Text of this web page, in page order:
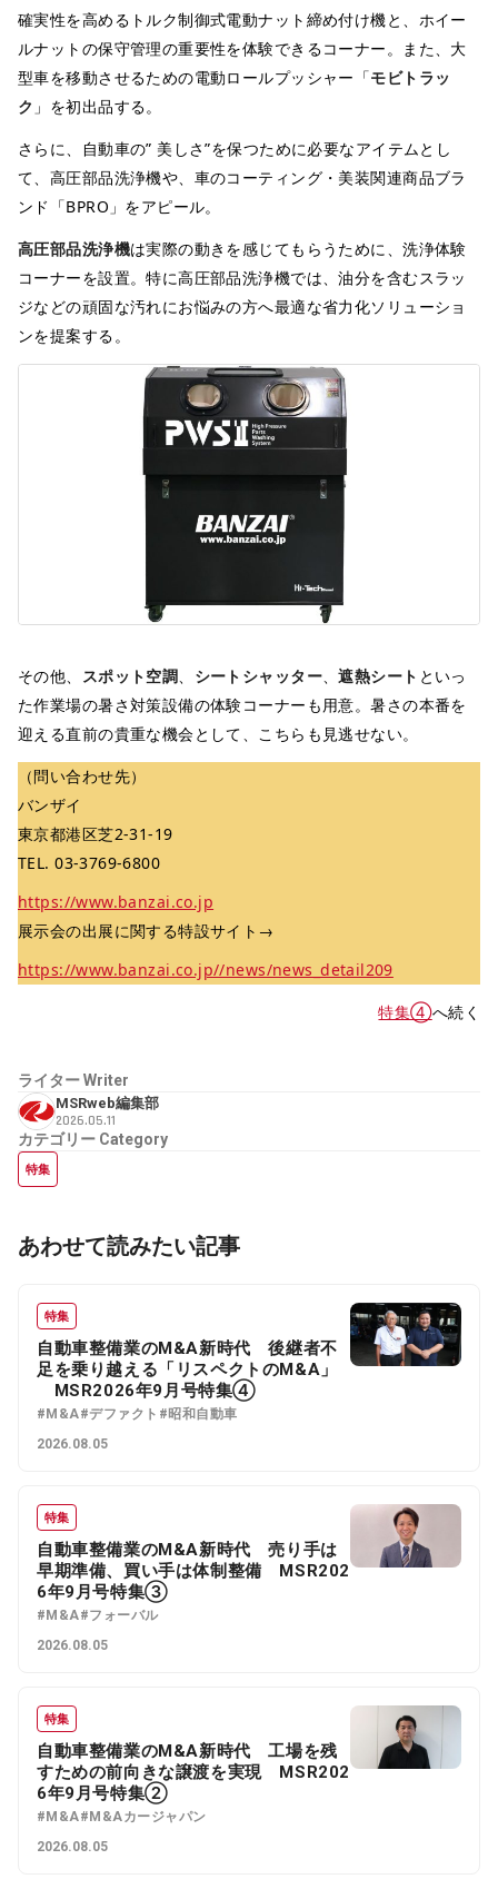
確実性を高めるトルク制御式電動ナット締め付け機と、ホイー
ルナットの保守管理の重要性を体験できるコーナー。また、大
型車を移動させるための電動ロールプッシャー「モビトラッ
ク 」を初出品する。
さらに、自動車の” 美しさ”を保つために必要なアイテムとし
て、高圧部品洗浄機や、車のコーティング・美装関連商品ブラ
ンド「BPRO」をアピール。
高圧部品洗浄機は実際の動きを感じてもらうために、洗浄体験
コーナーを設置。特に高圧部品洗浄機では、油分を含むスラッ
ジなどの頑固な汚れにお悩みの方へ最適な省力化ソリューショ
ンを提案する。
その他、 スポット空調、 シートシャッター、遮熱シート といっ
た作業場の暑さ対策設備の体験コーナーも用意。暑さの本番を
迎える直前の貴重な機会として、こちらも見逃せない。
（問い合わせ先）
バンザイ
東京都港区芝2-31-19
TEL. 03-3769-6800
https://www.banzai.co.jp
展示会の出展に関する特設サイト→
https://www.banzai.co.jp//news/news_detail209
特集④へ続く
ライターWriter
MSRweb編集部
2026.05.11
カテゴリー Category
特集
あわせて読みたい記事
特集
自動車整備業のM&A新時代 後継者不
足を乗り越える「リスペクトのM&A」
MSR2026年9月号特集④
#M&A#デファクト #昭和自動車
2026.08.05
特集
自動車整備業のM&A新時代 売り手は
早期準備、買い手は体制整備 MSR202
6年9月号特集③
#M&A#フォーバル
2026.08.05
特集
自動車整備業のM&A新時代 工場を残
すための前向きな譲渡を実現 MSR202
6年9月号特集②
#M&A#M&Aカージャパン
2026.08.05